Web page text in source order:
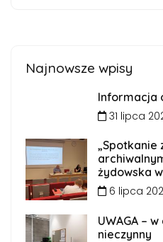
Najnowsze wpisy
Informacja
31 lipca
„Spotkanie
żydowska
6 lipca
UWAGA –
nieczynny